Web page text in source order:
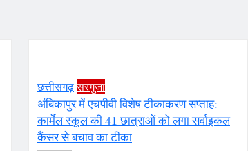
छत्तीसगढ़सरगुजा
अंबिकापुर में एचपीवी विशेष टीकाकरण सप्ताह:
कार्मेल स्कूल की 41 छात्राओं को लगा सर्वाइकल
कैंसर से बचाव का टीका